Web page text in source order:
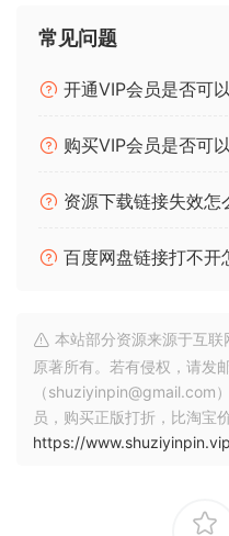
参考：https://
v1.7.14🔴
参考：https://
Sentinel v3.1.4 [MacOSX]
参考：https://
✏️十二、[老Max随时更新
Patcher [MacOSX] ℹ️
常见问题
开通VIP会员是否可
购买VIP会员是否可
资源下载链接失效怎
百度网盘链接打不开
本站部分资源来源于互
原著所有。若有侵权，请发
（shuziyinpin@gmail.com
员，购买正版打折，比淘宝
https://